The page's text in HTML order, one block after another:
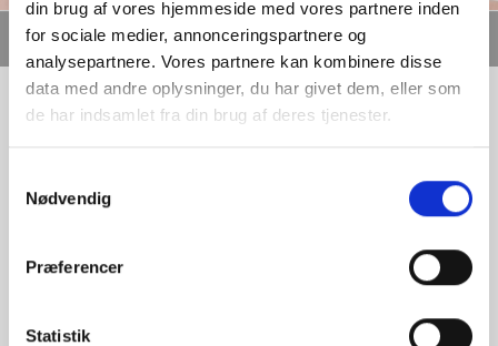
din brug af vores hjemmeside med vores partnere inden
for sociale medier, annonceringspartnere og
analysepartnere. Vores partnere kan kombinere disse
data med andre oplysninger, du har givet dem, eller som
de har indsamlet fra din brug af deres tjenester.
Nødvendig
Præferencer
Statistik
Menu